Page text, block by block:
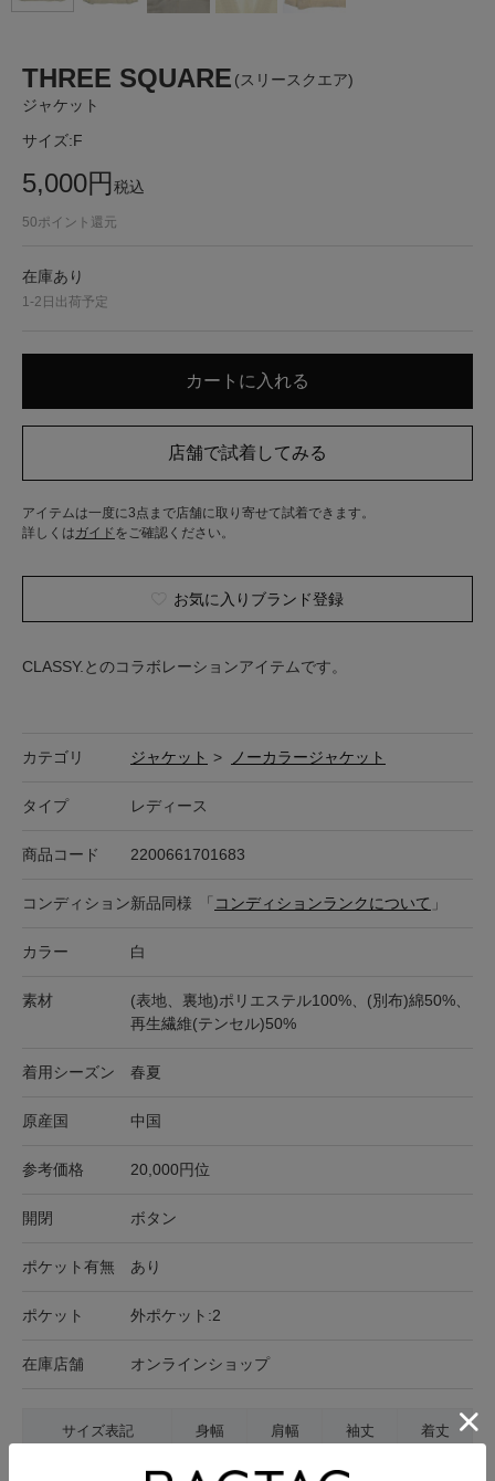
THREE SQUARE (スリースクエア)
ジャケット
サイズ:F
5,000円税込
50ポイント還元
在庫あり
1-2日出荷予定
アイテムは一度に3点まで店舗に取り寄せて試着できます。
詳しくはガイド をご確認ください。
お気に入りブランド登録
CLASSY.とのコラボレーションアイテムです。
カテゴリ ジャケット > ノーカラージャケット
タイプ レディース
商品コード 2200661701683
コンディション新品同様 「 コンディションランクについて 」
カラー 白
素材
(表地、裏地)ポリエステル100%、(別布)綿50%、
再生繊維(テンセル)50%
着用シーズン 春夏
原産国 中国
参考価格 20,000円位
開閉 ボタン
ポケット有無 あり
ポケット 外ポケット:2
在庫店舗 オンラインショップ
サイズ表記 身幅 肩幅 袖丈 着丈
51cm 45cm 58cm